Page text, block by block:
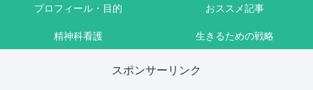
プロフィール・目的
おススメ記事
精神科看護
生きるための戦略
スポンサーリンク